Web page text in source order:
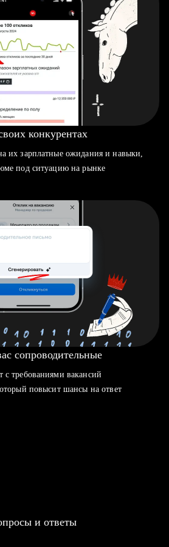
конкурентах
их зарплатные ожидания и навыки,
под ситуацию на рынке
сопроводительные
требованиями вакансий
повысит шансы на ответ
и ответы